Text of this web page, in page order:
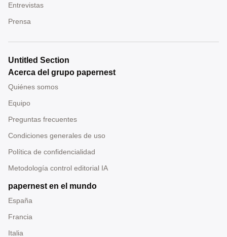
Entrevistas
Prensa
Untitled Section
Acerca del grupo papernest
Quiénes somos
Equipo
Preguntas frecuentes
Condiciones generales de uso
Política de confidencialidad
Metodología control editorial IA
papernest en el mundo
España
Francia
Italia